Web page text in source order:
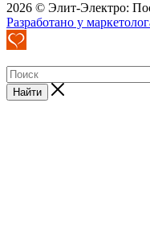
2026 © Элит-Электро:
Разработано у
Найти